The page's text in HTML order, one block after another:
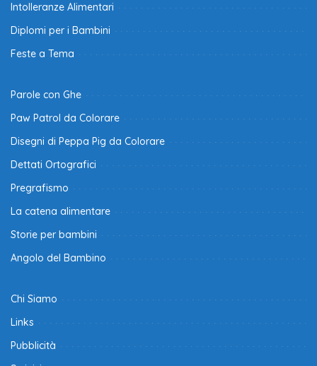
Intolleranze Alimentari
Diplomi per i Bambini
Feste a Tema
Parole con Ghe
Paw Patrol da Colorare
Disegni di Peppa Pig da Colorare
Dettati Ortografici
Pregrafismo
La catena alimentare
Storie per bambini
Angolo del Bambino
Chi Siamo
Links
Pubblicità